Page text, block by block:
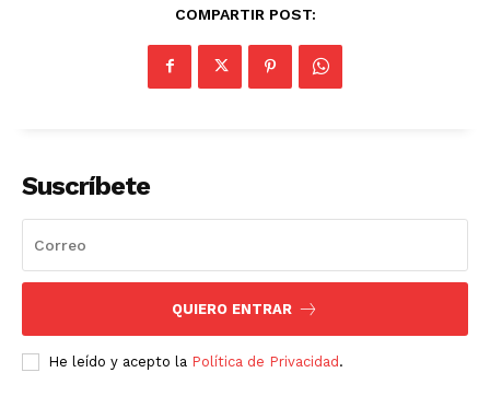
COMPARTIR POST:
Suscríbete
QUIERO ENTRAR
He leído y acepto la Política de Privacidad.